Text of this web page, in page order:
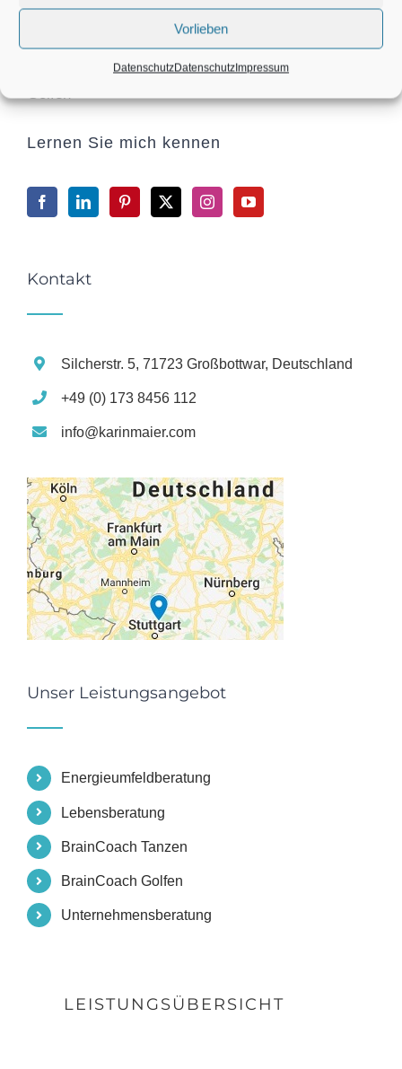
Vorlieben
DatenschutzDatenschutzImpressum
Yogasolanwissenschaft, Golf Coach,
Life Coach und Turnier Siegerin im Tanzen und im
Lernen Sie mich kennen
Kontakt
Silcherstr. 5, 71723 Großbottwar, Deutschland
+49 (0) 173 8456 112
info@karinmaier.com
Unser Leistungsangebot
Energieumfeldberatung
Lebensberatung
BrainCoach Tanzen
BrainCoach Golfen
Unternehmensberatung
LEISTUNGSÜBERSICHT